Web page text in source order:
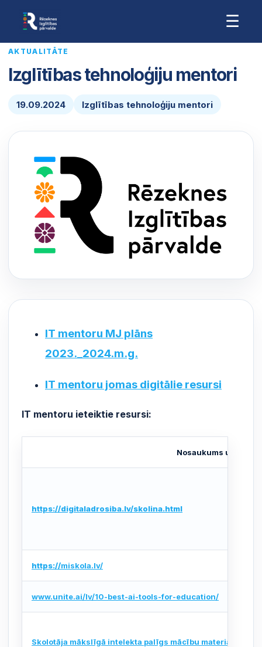
☰
AKTUALITĀTE
Izglītības tehnoloģiju mentori
19.09.2024 Izglītības tehnoloģiju mentori
IT mentoru MJ plāns
2023._2024.m.g.
IT mentoru jomas digitālie resursi
IT mentoru ieteiktie resursi:
Nosaukums un saite
https://digitaladrosiba.lv/skolina.html
https://miskola.lv/
www.unite.ai/lv/10-best-ai-tools-for-education/
Skolotāja mākslīgā intelekta palīgs mācību materiālu